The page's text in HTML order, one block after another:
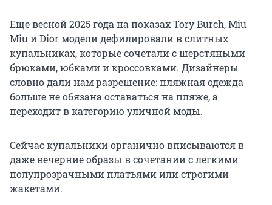
Еще весной 2025 года на показах Tory Burch, Miu
Miu и Dior модели дефилировали в слитных
купальниках, которые сочетали с шерстяными
брюками, юбками и кроссовками. Дизайнеры
словно дали нам разрешение: пляжная одежда
больше не обязана оставаться на пляже, а
переходит в категорию уличной моды.
Сейчас купальники органично вписываются в
даже вечерние образы в сочетании с легкими
полупрозрачными платьями или строгими
жакетами.